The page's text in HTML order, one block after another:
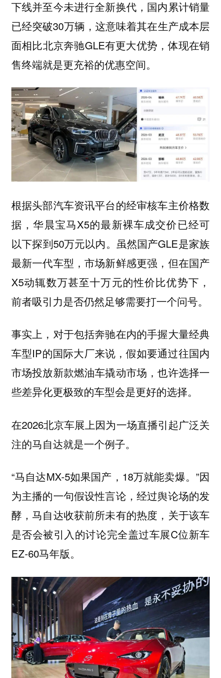
下线并至今未进行全新换代，国内累计销量
已经突破30万辆，这意味着其在生产成本层
面相比北京奔驰GLE有更大优势，体现在销
售终端就是更充裕的优惠空间。
根据头部汽车资讯平台的经审核车主价格数
据，华晨宝马X5的最新裸车成交价已经可
以下探到50万元以内。虽然国产GLE是家族
最新一代车型，市场新鲜感更强，但在国产
X5动辄数万甚至十万元的性价比优势下，
前者吸引力是否仍然足够需要打一个问号。
事实上，对于包括奔驰在内的手握大量经典
车型IP的国际大厂来说，假如要通过往国内
市场投放新款燃油车撬动市场，也许选择一
些差异化更极致的车型会是更好的选择。
在2026北京车展上因为一场直播引起广泛关
注的马自达就是一个例子。
“马自达MX-5如果国产，18万就能卖爆。”因
为主播的一句假设性言论，经过舆论场的发
酵，马自达收获前所未有的热度，关于该车
是否会被引入的讨论完全盖过车展C位新车
EZ-60马年版。